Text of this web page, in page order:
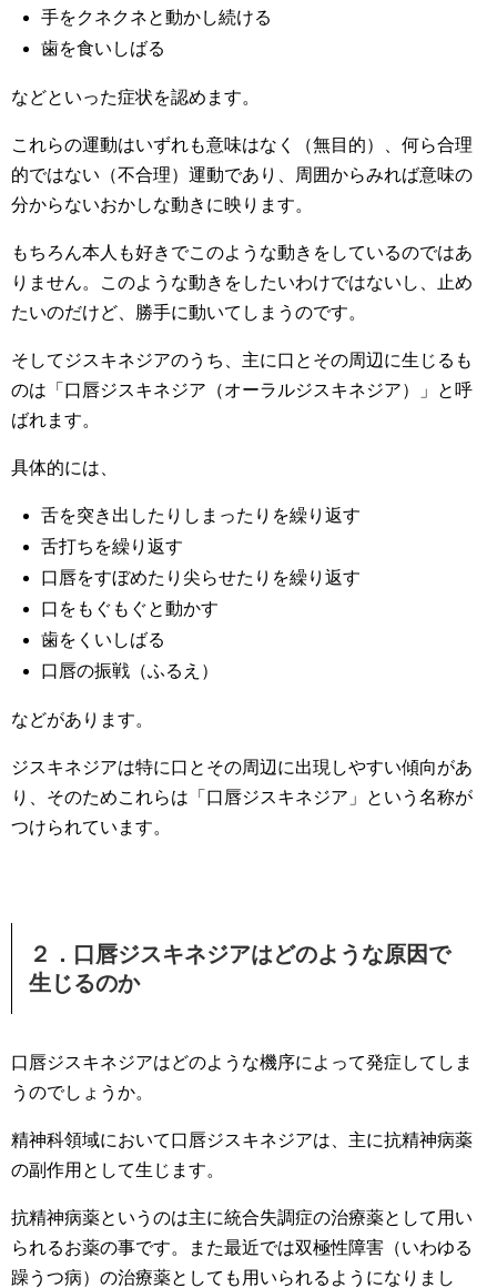
手をクネクネと動かし続ける
歯を食いしばる
などといった症状を認めます。
これらの運動はいずれも意味はなく（無目的）、何ら合理
的ではない（不合理）運動であり、周囲からみれば意味の
分からないおかしな動きに映ります。
もちろん本人も好きでこのような動きをしているのではあ
りません。このような動きをしたいわけではないし、止め
たいのだけど、勝手に動いてしまうのです。
そしてジスキネジアのうち、主に口とその周辺に生じるも
のは「口唇ジスキネジア（オーラルジスキネジア）」と呼
ばれます。
具体的には、
舌を突き出したりしまったりを繰り返す
舌打ちを繰り返す
口唇をすぼめたり尖らせたりを繰り返す
口をもぐもぐと動かす
歯をくいしばる
口唇の振戦（ふるえ）
などがあります。
ジスキネジアは特に口とその周辺に出現しやすい傾向があ
り、そのためこれらは「口唇ジスキネジア」という名称が
つけられています。
２．口唇ジスキネジアはどのような原因で
生じるのか
口唇ジスキネジアはどのような機序によって発症してしま
うのでしょうか。
精神科領域において口唇ジスキネジアは、主に抗精神病薬
の副作用として生じます。
抗精神病薬というのは主に統合失調症の治療薬として用い
られるお薬の事です。また最近では双極性障害（いわゆる
躁うつ病）の治療薬としても用いられるようになりまし